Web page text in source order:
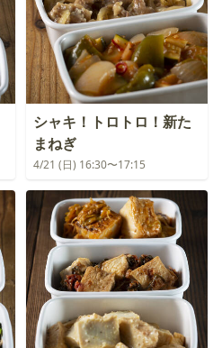
シャキ！トロトロ！新た
まねぎ
4/21 (日) 16:30〜17:15